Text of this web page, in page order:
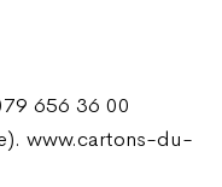
656 36 00
www.cartons-du-